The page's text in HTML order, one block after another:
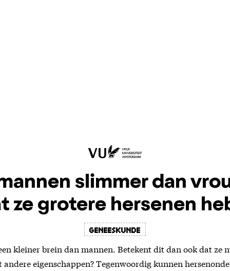
slimmer dan
ze grotere hersenen
Geneeskunde
kleiner brein dan mannen. Betekent dit dan ook dat ze
andere eigenschappen? Tegenwoordig kunnen